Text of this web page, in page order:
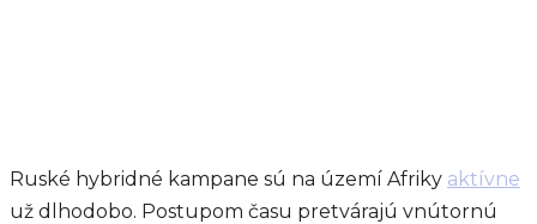
Ruské hybridné kampane sú na území Afriky aktívne
už dlhodobo. Postupom času pretvárajú vnútornú